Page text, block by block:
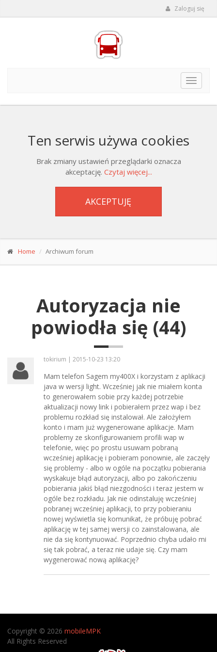
Zaloguj się
Toggle
Ten serwis używa cookies
Brak zmiany ustawień przeglądarki oznacza
akceptację. Czytaj więcej...
AKCEPTUJĘ
Home Archiwum forum
Autoryzacja nie
powiodła się (44)
tokirium | 2015-10-23 13:20
Mam telefon Sagem my400X i korzystam z aplikacji
java w wersji light. Wcześniej jak nie miałem konta
to generowałem sobie przy każdej potrzebie
aktualizacji nowy link i pobierałem przez wap i bez
problemu rozkład się instalował. Ale założyłem
konto i mam już wygenerowane aplikacje. Mam
problemy ze skonfigurowaniem profili wap w
telefonie, więc po prostu usuwam pobraną
wcześniej aplikację i pobieram ponownie, ale zaczęły
się problemy - albo w ogóle na początku pobierania
wyskakuje błąd autoryzacji, albo po zakończeniu
pobierania jakiś błąd niezgodności i teraz jestem w
ogóle bez rozkładu. Jak nie odinstaluję wcześniej
pobranej wcześniej aplikacji, to przy pobieraniu
nowej wyświetla się komunikat, że próbuję pobrać
aplikację w tej samej wersji co zainstalowana, ale
nie da się kontynuować. Poprzednio chyba udało mi
się tak pobrać, a teraz nie udaje się. Czy mam
wygenerować nową aplikację?
Copyright © 2026 mobileMPK
All Rights Reserved